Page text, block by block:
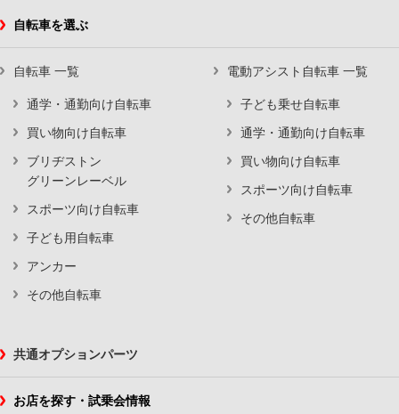
自転車を選ぶ
自転車 一覧
通学・通勤向け自転車
買い物向け自転車
ブリヂストン
グリーンレーベル
スポーツ向け自転車
子ども用自転車
アンカー
その他自転車
電動アシスト自転車 一覧
子ども乗せ自転車
通学・通勤向け自転車
買い物向け自転車
スポーツ向け自転車
その他自転車
共通オプションパーツ
お店を探す・試乗会情報